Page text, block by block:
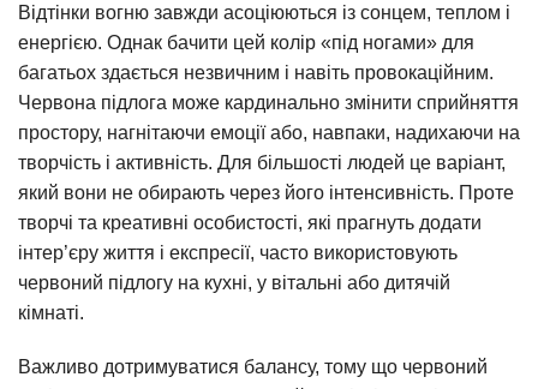
Відтінки вогню завжди асоціюються із сонцем, теплом і
енергією. Однак бачити цей колір «під ногами» для
багатьох здається незвичним і навіть провокаційним.
Червона підлога може кардинально змінити сприйняття
простору, нагнітаючи емоції або, навпаки, надихаючи на
творчість і активність. Для більшості людей це варіант,
який вони не обирають через його інтенсивність. Проте
творчі та креативні особистості, які прагнуть додати
інтер’єру життя і експресії, часто використовують
червоний підлогу на кухні, у вітальні або дитячій
кімнаті.
Важливо дотримуватися балансу, тому що червоний